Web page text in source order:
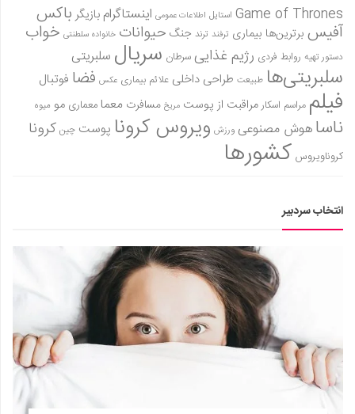
Game of Thrones استایل اطلاعات عمومی اینستاگرام بازیگر باکس
آفیس برترین‌ها بیماری ترفند ترند جنگ حیوانات خانواده سلطنتی خواب
دستور تهیه روابط فردی رژیم غذاییسرطان سریال سلبریتی
سلبریتی‌ها طبیعت طراحی داخلی علائم بیماری عکس فضا فوتبال
فیلم مراسم اسکارمراقبت از پوست مریخ مسافرت معمامعماری مو میوه
ناساهوش مصنوعی ورزش ویروس کرونا پوست چین کرونا
کروناویروس کشورها
انتخاب سردبیر